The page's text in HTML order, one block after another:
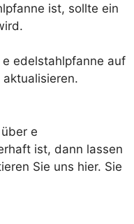
ist, sollte ein
edelstahlpfanne auf
e
ist, dann lassen
Sie uns hier. Sie